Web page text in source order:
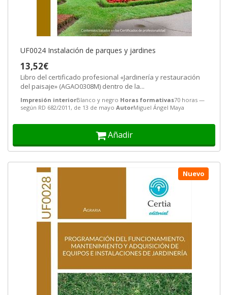
UF0024 Instalación de parques y jardines
13,52€
Libro del certificado profesional «Jardinería y restauración
del paisaje» (AGAO0308M) dentro de la...
Impresión interiorBlanco y negro Horas formativas70 horas —
según RD 682/2011, de 13 de mayo AutorMiguel Ángel Maya
Añadir
Nuevo